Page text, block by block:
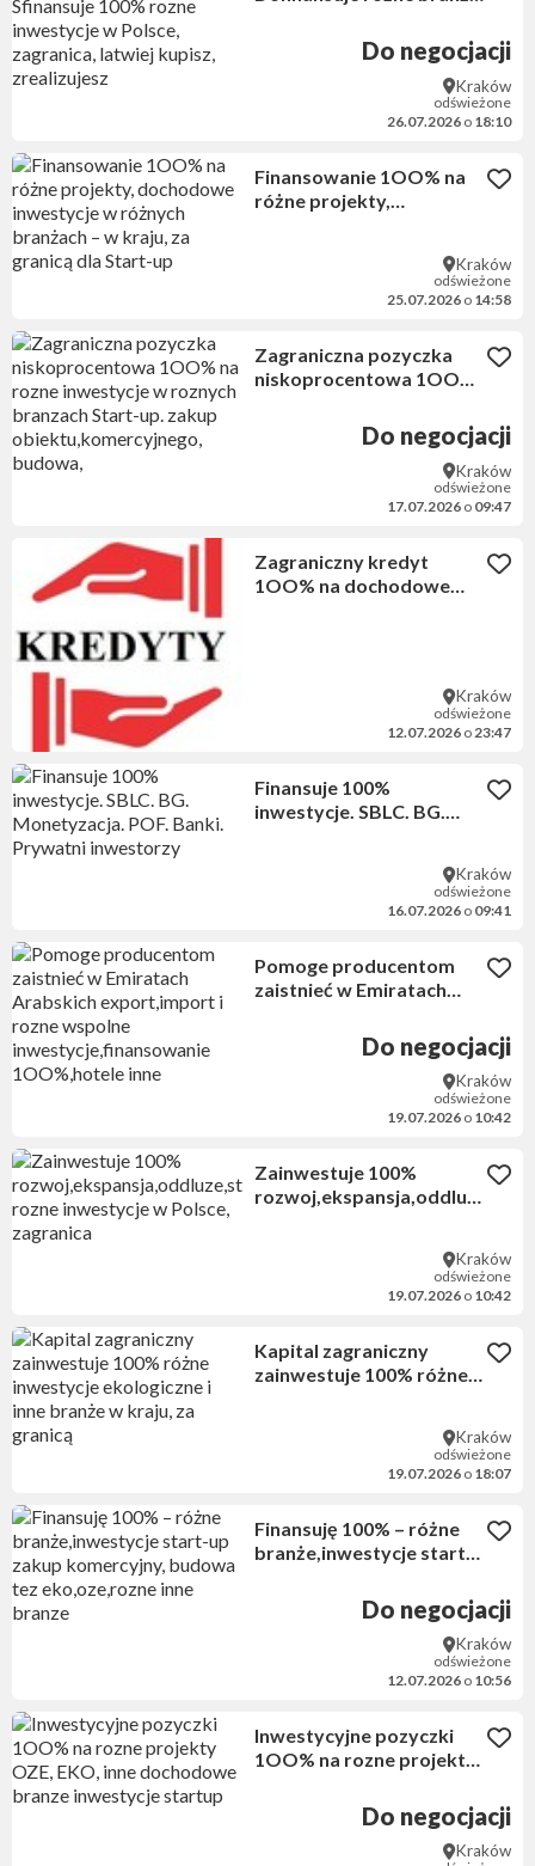
inwestycje w Polsce,
zagranica, latwiej kupisz,
Do negocjacji
Kraków
odświeżone
26.07.2026 o 18:10
Finansowanie 1OO% na
różne projekty,
kraju, za granicą dla Start-Kraków
odświeżone
25.07.2026 o 14:58
Zagraniczna pozyczka
niskoprocentowa 1OO%
roznych branzach Start-
obiektu,komercyjnego,
Do negocjacji
Kraków
odświeżone
17.07.2026 o 09:47
Zagraniczny kredyt
1OO% na dochodowe
Kraków
odświeżone
12.07.2026 o 23:47
Finansuje 100%
inwestycje. SBLC. BG.
Kraków
odświeżone
16.07.2026 o 09:41
Pomoge producentom
zaistnieć w Emiratach
rozne wspolne
inwestycje,finansowanie
Do negocjacji
Kraków
odświeżone
19.07.2026 o 10:42
Zainwestuje 100%
Kraków
odświeżone
19.07.2026 o 10:42
Kapital zagraniczny
zainwestuje 100% różne
Kraków
odświeżone
19.07.2026 o 18:07
Finansuję 100% – różne
branże,inwestycje start-
eko,oze,rozne inne
Do negocjacji
Kraków
odświeżone
12.07.2026 o 10:56
Inwestycyjne pozyczki
1OO% na rozne projekty
dochodowe branze
inwestycje startup
Do negocjacji
Kraków